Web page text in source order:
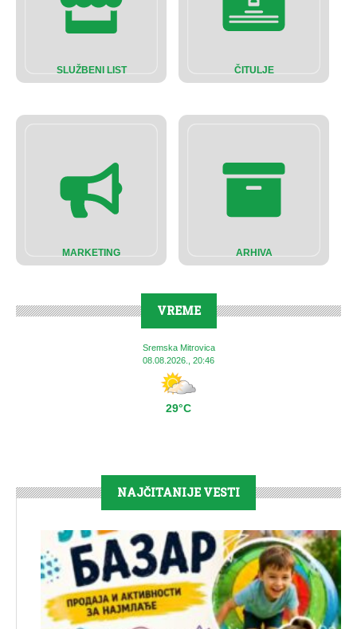
SLUŽBENI LIST ČITULJE
MARKETING ARHIVA
VREME
Sremska Mitrovica
08.08.2026., 20:46
29°C
NAJČITANIJE VESTI